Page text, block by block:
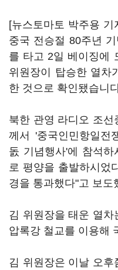
[뉴스토마토 박주용 기
중국 전승절 80주년
를 타고 2일 베이징에
위원장이 탑승한 열차
한 것으로 확인됐습니
북한 관영 라디오 조선
께서 '중국인민항일전
돐 기념행사'에 참석
로 평양을 출발하시었
경을 통과했다"고 보도
김 위원장을 태운 열
압록강 철교를 이용해
김 위원장은 이날 오후